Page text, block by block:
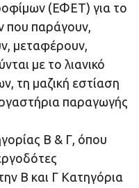
(ΕΦΕΤ) για το
που παράγουν,
μεταφέρουν,
με το λιανικό
τη μαζική εστίαση
παραγωγής
Β & Γ, όπου
Β και Γ Κατηγόρια